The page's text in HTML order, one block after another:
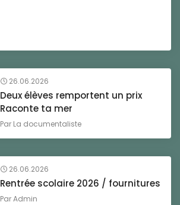
26.06.2026
Deux élèves remportent un prix
Raconte ta mer
Par La documentaliste
26.06.2026
Rentrée scolaire 2026 / fournitures
ParAdmin